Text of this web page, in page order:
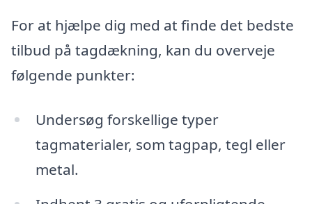
For at hjælpe dig med at finde det bedste
tilbud på tagdækning, kan du overveje
følgende punkter:
Undersøg forskellige typer
tagmaterialer, som tagpap, tegl eller
metal.